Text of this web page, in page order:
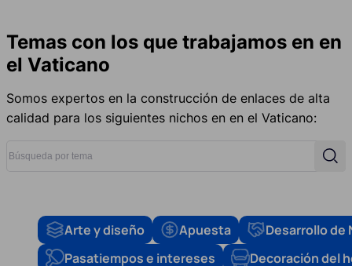
Temas con los que trabajamos en en
el Vaticano
Somos expertos en la construcción de enlaces de alta
calidad para los siguientes nichos en en el Vaticano:
Búsqueda por tema
Arte y diseño Apuesta
Desarrollo de
Pasatiempos e intereses
Decoración del